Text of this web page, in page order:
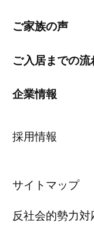
ご家族の声
ご入居までの流
企業情報
採用情報
サイトマップ
反社会的勢力対